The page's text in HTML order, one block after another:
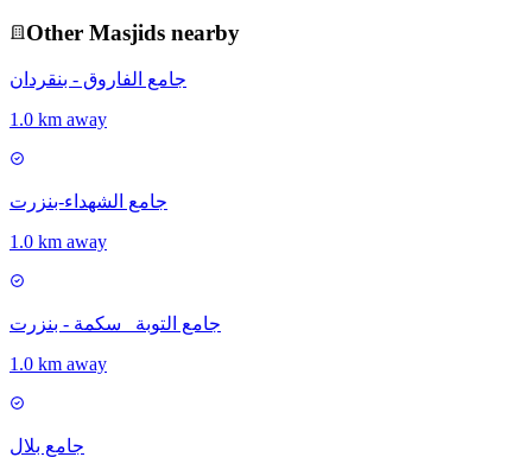
Other Masjids nearby
جامع الفاروق - بنقردان
1.0 km away
جامع الشهداء-بنزرت
1.0 km away
جامع التوبة _سكمة - بنزرت
1.0 km away
جامع بلال